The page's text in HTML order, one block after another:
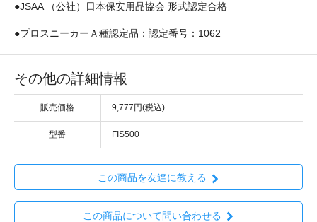
●JSAA （公社）日本保安用品協会 形式認定合格
●プロスニーカーＡ種認定品：認定番号：1062
その他の詳細情報
販売価格 9,777円(税込)
型番 FIS500
この商品を友達に教える
この商品について問い合わせる